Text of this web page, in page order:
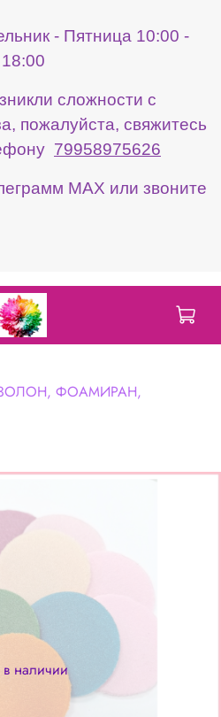
- Пятница 10:00 -
18:00
сложности с
пожалуйста, свяжитесь
79958975626
МАХ или звоните
ФОАМИРАН,
в наличии